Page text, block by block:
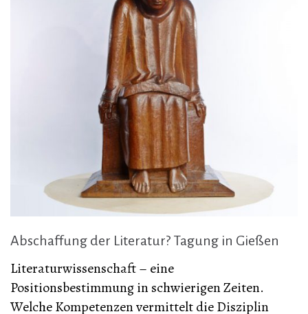
Abschaffung der Literatur? Tagung in Gießen
Literaturwissenschaft – eine
Positionsbestimmung in schwierigen Zeiten.
Welche Kompetenzen vermittelt die Disziplin